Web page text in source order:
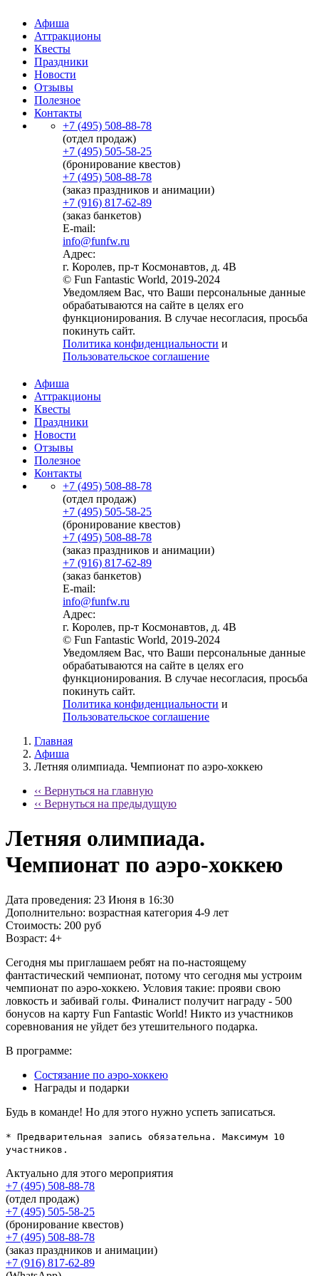
Афиша
Аттракционы
Квесты
Праздники
Новости
Отзывы
Полезное
Контакты
+7 (495) 508-88-78
(отдел продаж)
+7 (495) 505-58-25
(бронирование квестов)
+7 (495) 508-88-78
(заказ праздников и анимации)
+7 (916) 817-62-89
(заказ банкетов)
E-mail:
info@funfw.ru
Адрес:
г. Королев, пр-т Космонавтов, д. 4В
© Fun Fantastic World, 2019-2024
Уведомляем Вас, что Ваши персональные данные
обрабатываются на сайте в целях его
функционирования. В случае несогласия, просьба
покинуть сайт.
Политика конфиденциальности и
Пользовательское соглашение
Афиша
Аттракционы
Квесты
Праздники
Новости
Отзывы
Полезное
Контакты
+7 (495) 508-88-78
(отдел продаж)
+7 (495) 505-58-25
(бронирование квестов)
+7 (495) 508-88-78
(заказ праздников и анимации)
+7 (916) 817-62-89
(заказ банкетов)
E-mail:
info@funfw.ru
Адрес:
г. Королев, пр-т Космонавтов, д. 4В
© Fun Fantastic World, 2019-2024
Уведомляем Вас, что Ваши персональные данные
обрабатываются на сайте в целях его
функционирования. В случае несогласия, просьба
покинуть сайт.
Политика конфиденциальности и
Пользовательское соглашение
Главная
Афиша
Летняя олимпиада. Чемпионат по аэро-хоккею
‹‹ Вернуться на главную
‹‹ Вернуться на предыдущую
Летняя олимпиада.
Чемпионат по аэро-хоккею
Дата проведения: 23 Июня в 16:30
Дополнительно: возрастная категория 4-9 лет
Стоимость: 200 руб
Возраст: 4+
Сегодня мы приглашаем ребят на по-настоящему
фантастический чемпионат, потому что сегодня мы устроим
чемпионат по аэро-хоккею. Условия такие: прояви свою
ловкость и забивай голы. Финалист получит награду - 500
бонусов на карту Fun Fantastic World! Никто из участников
соревнования не уйдет без утешительного подарка.
В программе:
Состязание по аэро-хоккею
Награды и подарки
Будь в команде! Но для этого нужно успеть записаться.
* Предварительная запись обязательна. Максимум 10
участников.
Актуально для этого мероприятия
+7 (495) 508-88-78
(отдел продаж)
+7 (495) 505-58-25
(бронирование квестов)
+7 (495) 508-88-78
(заказ праздников и анимации)
+7 (916) 817-62-89